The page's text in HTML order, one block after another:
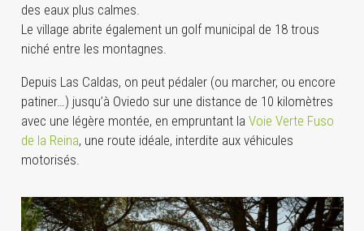
des eaux plus calmes.
Le village abrite également un golf municipal de 18 trous
niché entre les montagnes.
Depuis Las Caldas, on peut pédaler (ou marcher, ou encore
patiner…) jusqu’à Oviedo sur une distance de 10 kilomètres
avec une légère montée, en empruntant la Voie Verte Fuso
de la Reina, une route idéale, interdite aux véhicules
motorisés.